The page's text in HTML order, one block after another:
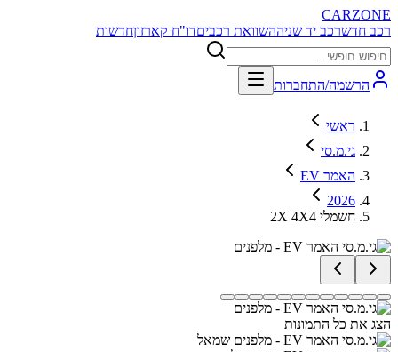
CARZONE
רכב חדשרכב יד שניההשוואת רכביםדו"ח קארזוןחדשות
הרשמה/התחברות
ראשי
גי.מ.סי
האמר EV
2026
2X 4X4 חשמלי
הצג את כל התמונות